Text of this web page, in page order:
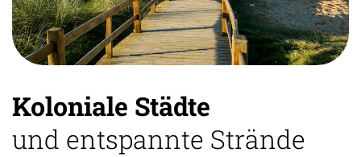
Koloniale Städte
und entspannte Strände